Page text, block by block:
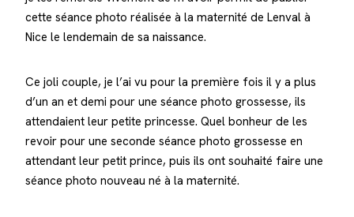
cette séance photo réalisée à la maternité de Lenval à
Nice le lendemain de sa naissance.
Ce joli couple, je l’ai vu pour la première fois il y a plus
d’un an et demi pour une séance photo grossesse, ils
attendaient leur petite princesse. Quel bonheur de les
revoir pour une seconde séance photo grossesse en
attendant leur petit prince, puis ils ont souhaité faire une
séance photo nouveau né à la maternité.